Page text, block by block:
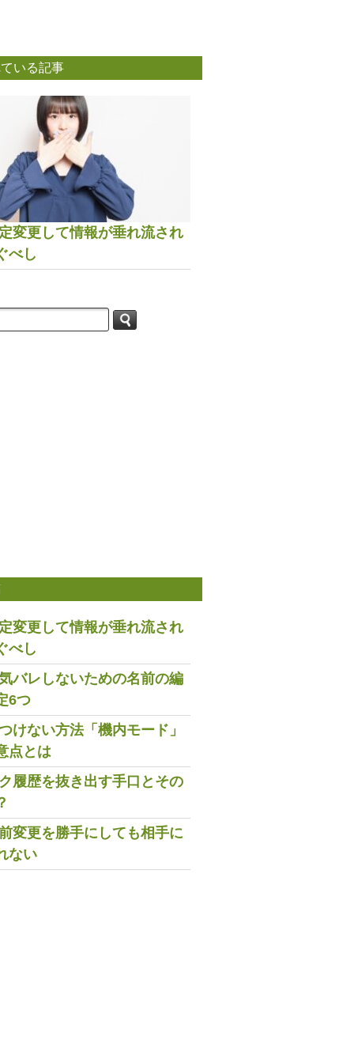
いる記事
変更して情報が垂れ流され
べし
変更して情報が垂れ流され
べし
バレしないための名前の編
6つ
けない方法「機内モード」
点とは
履歴を抜き出す手口とその
変更を勝手にしても相手に
ない